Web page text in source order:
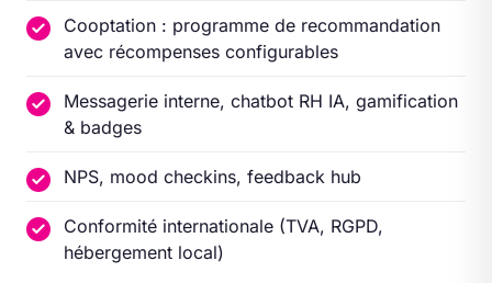
Cooptation : programme de recommandation
avec récompenses configurables
Messagerie interne, chatbot RH IA, gamification
& badges
NPS, mood checkins, feedback hub
Conformité internationale (TVA, RGPD,
hébergement local)